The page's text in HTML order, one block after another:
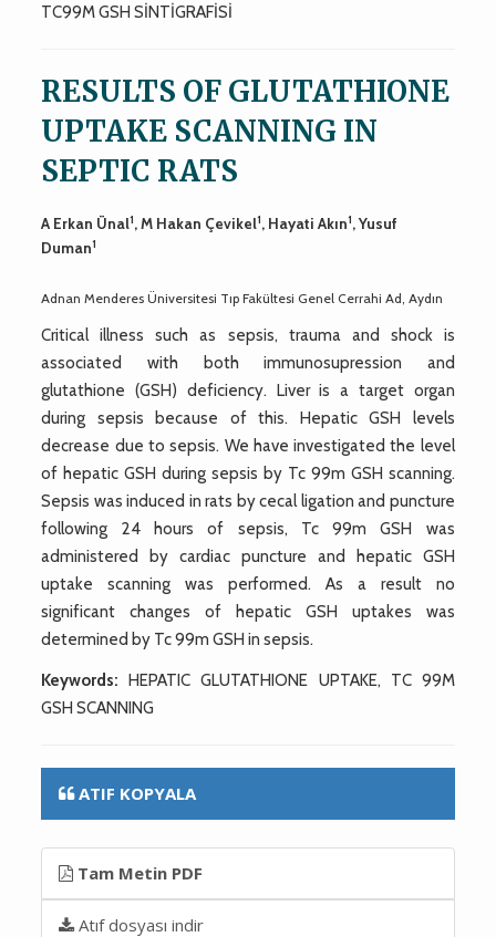
TC99M GSH SİNTİGRAFİSİ
RESULTS OF GLUTATHIONE
UPTAKE SCANNING IN
SEPTIC RATS
A Erkan Ünal1, M Hakan Çevikel1, Hayati Akın1, Yusuf
Duman1
Adnan Menderes Üniversitesi Tıp Fakültesi Genel Cerrahi Ad, Aydın
Critical illness such as sepsis, trauma and shock is
associated with both immunosupression and
glutathione (GSH) deficiency. Liver is a target organ
during sepsis because of this. Hepatic GSH levels
decrease due to sepsis. We have investigated the level
of hepatic GSH during sepsis by Tc 99m GSH scanning.
Sepsis was induced in rats by cecal ligation and puncture
following 24 hours of sepsis, Tc 99m GSH was
administered by cardiac puncture and hepatic GSH
uptake scanning was performed. As a result no
significant changes of hepatic GSH uptakes was
determined by Tc 99m GSH in sepsis.
Keywords: HEPATIC GLUTATHIONE UPTAKE, TC 99M
GSH SCANNING
ATIF KOPYALA
Tam Metin PDF
Atıf dosyası indir